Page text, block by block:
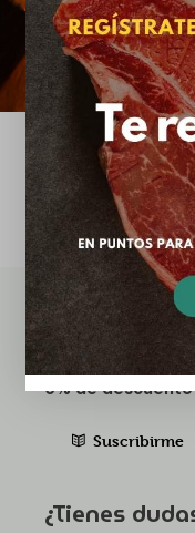
¡Newsletter!
¡Suscríbete ahora
5% de descuento
Suscribirme
¿Tienes